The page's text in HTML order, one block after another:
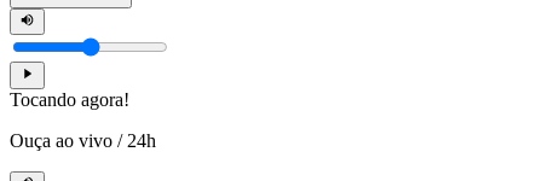
Tocando agora!
Ouça ao vivo / 24h